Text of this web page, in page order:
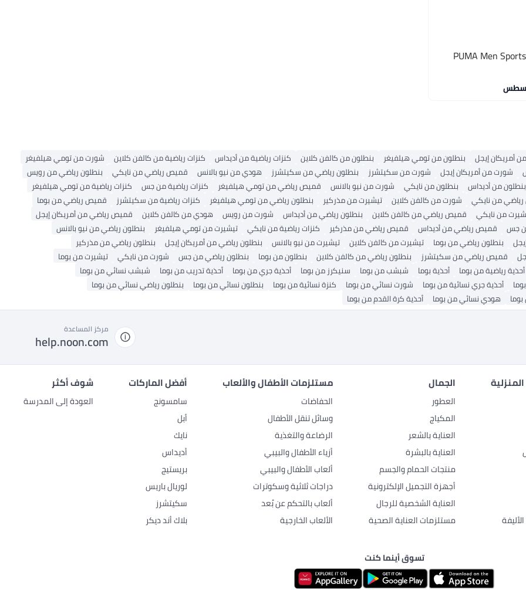
PUMA Men
أمريكان إيجل بنطلون من تومي هيلفيغر بنطلون من كالفن كلاين كنزات رياضية من أديداس كنزات رياضية من كالفن كلاين
شورت من تومي هيلفيغر
شورت من أمريكان إيجل شورت من سكيتشرز بنطلون رياضي من سكيتشرز هودي من نيو بالانس قميص رياضي من نايكي
بنطلون رياضي من رويس
بنطلون من أديداس بنطلون من نايكي شورت من نيو بالانس قميص رياضي من تومي هيلفيغر كنزات رياضية من جس
كنزات رياضية من تومي هيلفيغر
رياضي من نايكي شورت من كالفن كلاين تيشيرت من مذركير بنطلون رياضي من تومي هيلفيغر كنزات رياضية من سكيتشرز
قميص رياضي من بوما
من نايكي قميص رياضي من كالفن كلاين بنطلون رياضي من أديداس شورت من رويس هودي من كالفن كلاين
قميص رياضي من أمريكان إيجل
جس قميص رياضي من أديداس قميص رياضي من مذركير كنزات رياضية من نايكي تيشيرت من تومي هيلفيغر
بنطلون رياضي من نيو بالانس
بنطلون رياضي من بوما تيشيرت من كالفن كلاين تيشيرت من نيو بالانس بنطلون رياضي من أمريكان إيجل
بنطلون رياضي من مذركير
قميص رياضي من سكيتشرز بنطلون رياضي من كالفن كلاين بنطلون من بوما بنطلون رياضي من جس شورت من نايكي
تيشيرت من بوما
أحذية رياضية من بوما أحذية بوما شبشب من بوما سنيكرز من بوما أحذية جري من بوما أحذية تدريب من بوما
شبشب نسائي من بوما
أحذية جري نسائية من بوما شورت نسائي من بوما كنزة نسائية من بوما بنطلون نسائي من بوما
بنطلون رياضي نسائي من بوما
هودي نسائي من بوما أحذية كرة القدم من بوما
مركز المساعدة
help.noon.com
الجمال
العطور
المكياج
العناية بالشعر
العناية بالبشرة
منتجات الحمام والجسم
أجهزة التجميل الإلكترونية
العناية الشخصية للرجال
مستلزمات العناية الصحية
مستلزمات الأطفال والألعاب
الحفاضات
وسائل تنقل الأطفال
الرضاعة والتغذية
أزياء الأطفال والبيبي
ألعاب الأطفال والبيبي
دراجات ثلاثية وسكوترات
ألعاب بالتحكم عن بُعد
الألعاب الخارجية
أفضل الماركات
سامسونج
أبل
نايك
أديداس
بريستيج
لوريال باريس
سكيتشرز
بلاك أند ديكر
شوف أكثر
العودة إلى المدرسة
تسوق أينما كنت